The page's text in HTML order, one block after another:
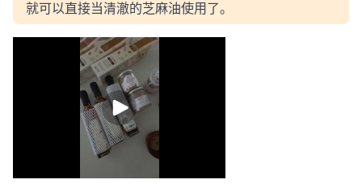
就可以直接当清澈的芝麻油使用了。